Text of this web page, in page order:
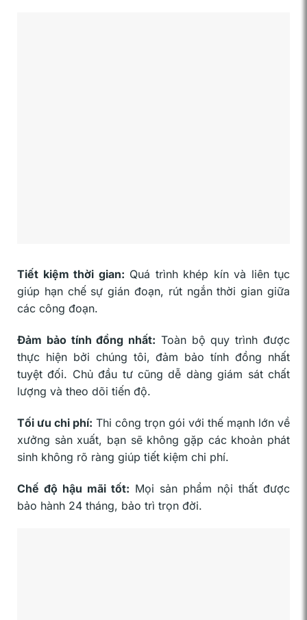
Tiết kiệm thời gian: Quá trình khép kín và liên tục
giúp hạn chế sự gián đoạn, rút ngắn thời gian giữa
các công đoạn.
Đảm bảo tính đồng nhất: Toàn bộ quy trình được
thực hiện bởi chúng tôi, đảm bảo tính đồng nhất
tuyệt đối. Chủ đầu tư cũng dễ dàng giám sát chất
lượng và theo dõi tiến độ.
Tối ưu chi phí: Thi công trọn gói với thế mạnh lớn về
xưởng sản xuất, bạn sẽ không gặp các khoản phát
sinh không rõ ràng giúp tiết kiệm chi phí.
Chế độ hậu mãi tốt: Mọi sản phẩm nội thất được
bảo hành 24 tháng, bảo trì trọn đời.